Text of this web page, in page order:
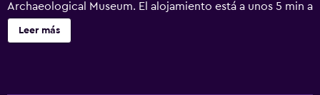
Archaeological Museum. El alojamiento está a unos 5 min a
pie de Odessa Theatre of Opera and Ballet, a 700 metros
de Duke de Richelieu Monument y a 7 min a pie de Puerto
Leer más